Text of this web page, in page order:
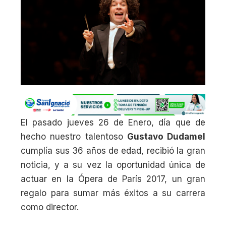
El pasado jueves 26 de Enero, día que de
hecho nuestro talentoso Gustavo Dudamel
cumplía sus 36 años de edad, recibió la gran
noticia, y a su vez la oportunidad única de
actuar en la Ópera de París 2017, un gran
regalo para sumar más éxitos a su carrera
como director.